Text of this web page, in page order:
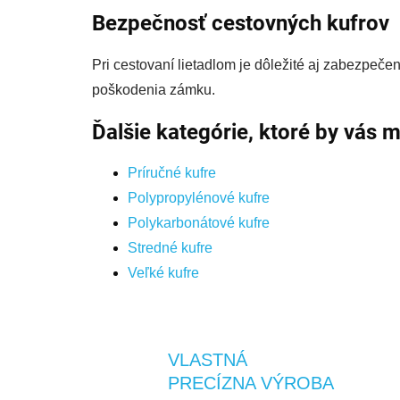
Bezpečnosť cestovných kufrov
Pri cestovaní lietadlom je dôležité aj
poškodenia zámku.
Ďalšie kategórie, ktoré by vás
Príručné kufre
Polypropylénové kufre
Polykarbonátové kufre
Stredné kufre
Veľké kufre
VLASTNÁ
PRECÍZNA VÝROBA